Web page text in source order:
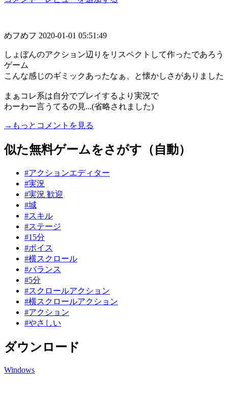
めフめフ 2020-01-01 05:51:49
しょぼんのアクション辺りをリスペクトして作ったであろう
ゲーム
こんな感じのギミックあったなぁ、と懐かしさがありました
まぁコレ系は自分でプレイするより実況で
わーわー言うてるの見...(省略されました)
→もっとコメントを見る
似た無料ゲームをさがす（自動）
#アクションエディター
#実況
#実況 歓迎
#城
#スキル
#ステージ
#15分
#ボイス
#横スクロール
#バランス
#5分
#スクロールアクション
#横スクロールアクション
#アクション
#やさしい
ダウンロード
Windows